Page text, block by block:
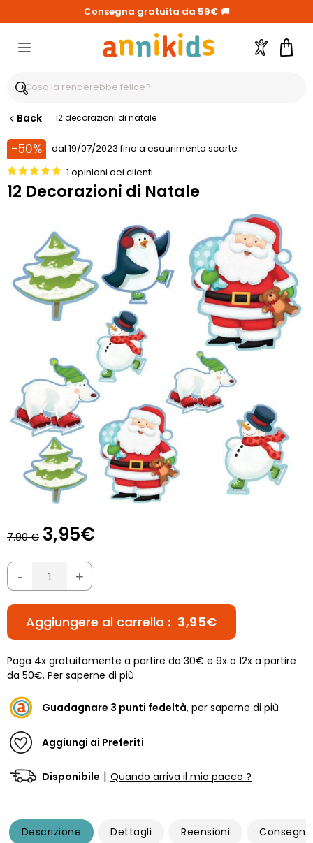
Consegna gratuita da 59€ 🚚
Account
Back 12 decorazioni di natale
-50%
dal 19/07/2023 fino a esaurimento scorte
1 opinioni dei clienti
12 Decorazioni di Natale
7.90 € 3,95€
- +
Aggiungere al carrello : 3,95€
Paga 4x gratuitamente a partire da 30€ e 9x o 12x a partire
da 50€. Per saperne di più
Guadagnare 3 punti fedeltà, per saperne di più
Aggiungi ai Preferiti
Disponibile | Quando arriva il mio pacco ?
Descrizione Dettagli Reensioni Consegna